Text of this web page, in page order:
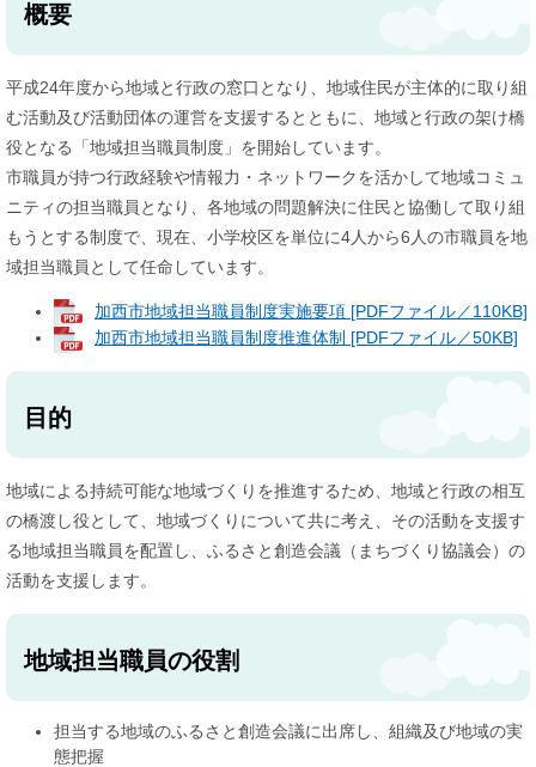
概要
平成24年度から地域と行政の窓口となり、地域住民が主体的に取り組
む活動及び活動団体の運営を支援するとともに、地域と行政の架け橋
役となる「地域担当職員制度」を開始しています。
市職員が持つ行政経験や情報力・ネットワークを活かして地域コミュ
ニティの担当職員となり、各地域の問題解決に住民と協働して取り組
もうとする制度で、現在、小学校区を単位に4人から6人の市職員を地
域担当職員として任命しています。
加西市地域担当職員制度実施要項 [PDFファイル／110KB]
加西市地域担当職員制度推進体制 [PDFファイル／50KB]
目的
地域による持続可能な地域づくりを推進するため、地域と行政の相互
の橋渡し役として、地域づくりについて共に考え、その活動を支援す
る地域担当職員を配置し、ふるさと創造会議（まちづくり協議会）の
活動を支援します。
地域担当職員の役割
担当する地域のふるさと創造会議に出席し、組織及び地域の実
態把握